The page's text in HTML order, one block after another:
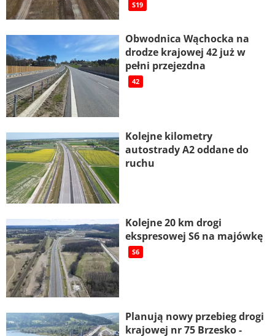
S19
Obwodnica Wąchocka na
drodze krajowej 42 już w
pełni przejezdna
42
Kolejne kilometry
autostrady A2 oddane do
ruchu
Kolejne 20 km drogi
ekspresowej S6 na majówkę
S6
Planują nowy przebieg drogi
krajowej nr 75 Brzesko -